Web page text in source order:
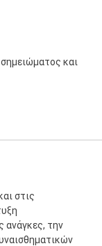
και
στις
ανάγκες, την